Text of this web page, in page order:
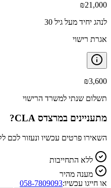
₪21,000
לנהג יחיד מעל גיל 30
אגרת רישוי
₪3,600
תשלום שנתי למשרד הרישוי
מתעניינים במרצדס CLA ?
השאירו פרטים עכשיו ונעזור לכם
ללא התחייבות
מענה מהיר
או חייגו עכשיו:058-7809093